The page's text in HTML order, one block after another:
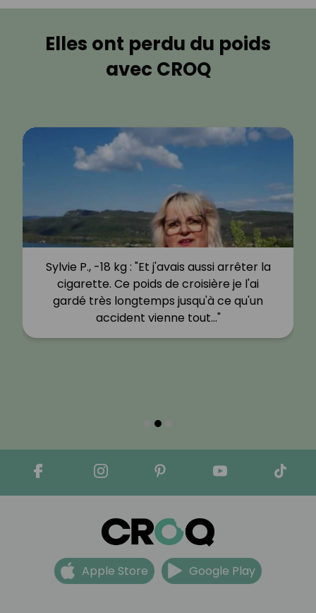
Elles ont perdu du poids
avec CROQ
Sylvie P., -18 kg : "Et j'avais aussi arrêter la
cigarette. Ce poids de croisière je l'ai
gardé très longtemps jusqu'à ce qu'un
accident vienne tout…"
Apple Store Google Play